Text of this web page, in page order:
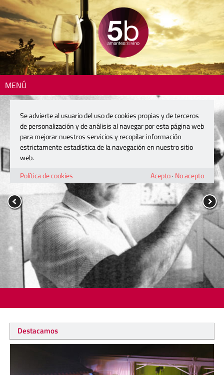
MENÚ
Destacamos
Se advierte al usuario del uso de cookies propias y de terceros
de personalización y de análisis al navegar por esta página web
para mejorar nuestros servicios y recopilar información
estrictamente estadística de la navegación en nuestro sitio
web.
Política de cookies
Acepto· No acepto